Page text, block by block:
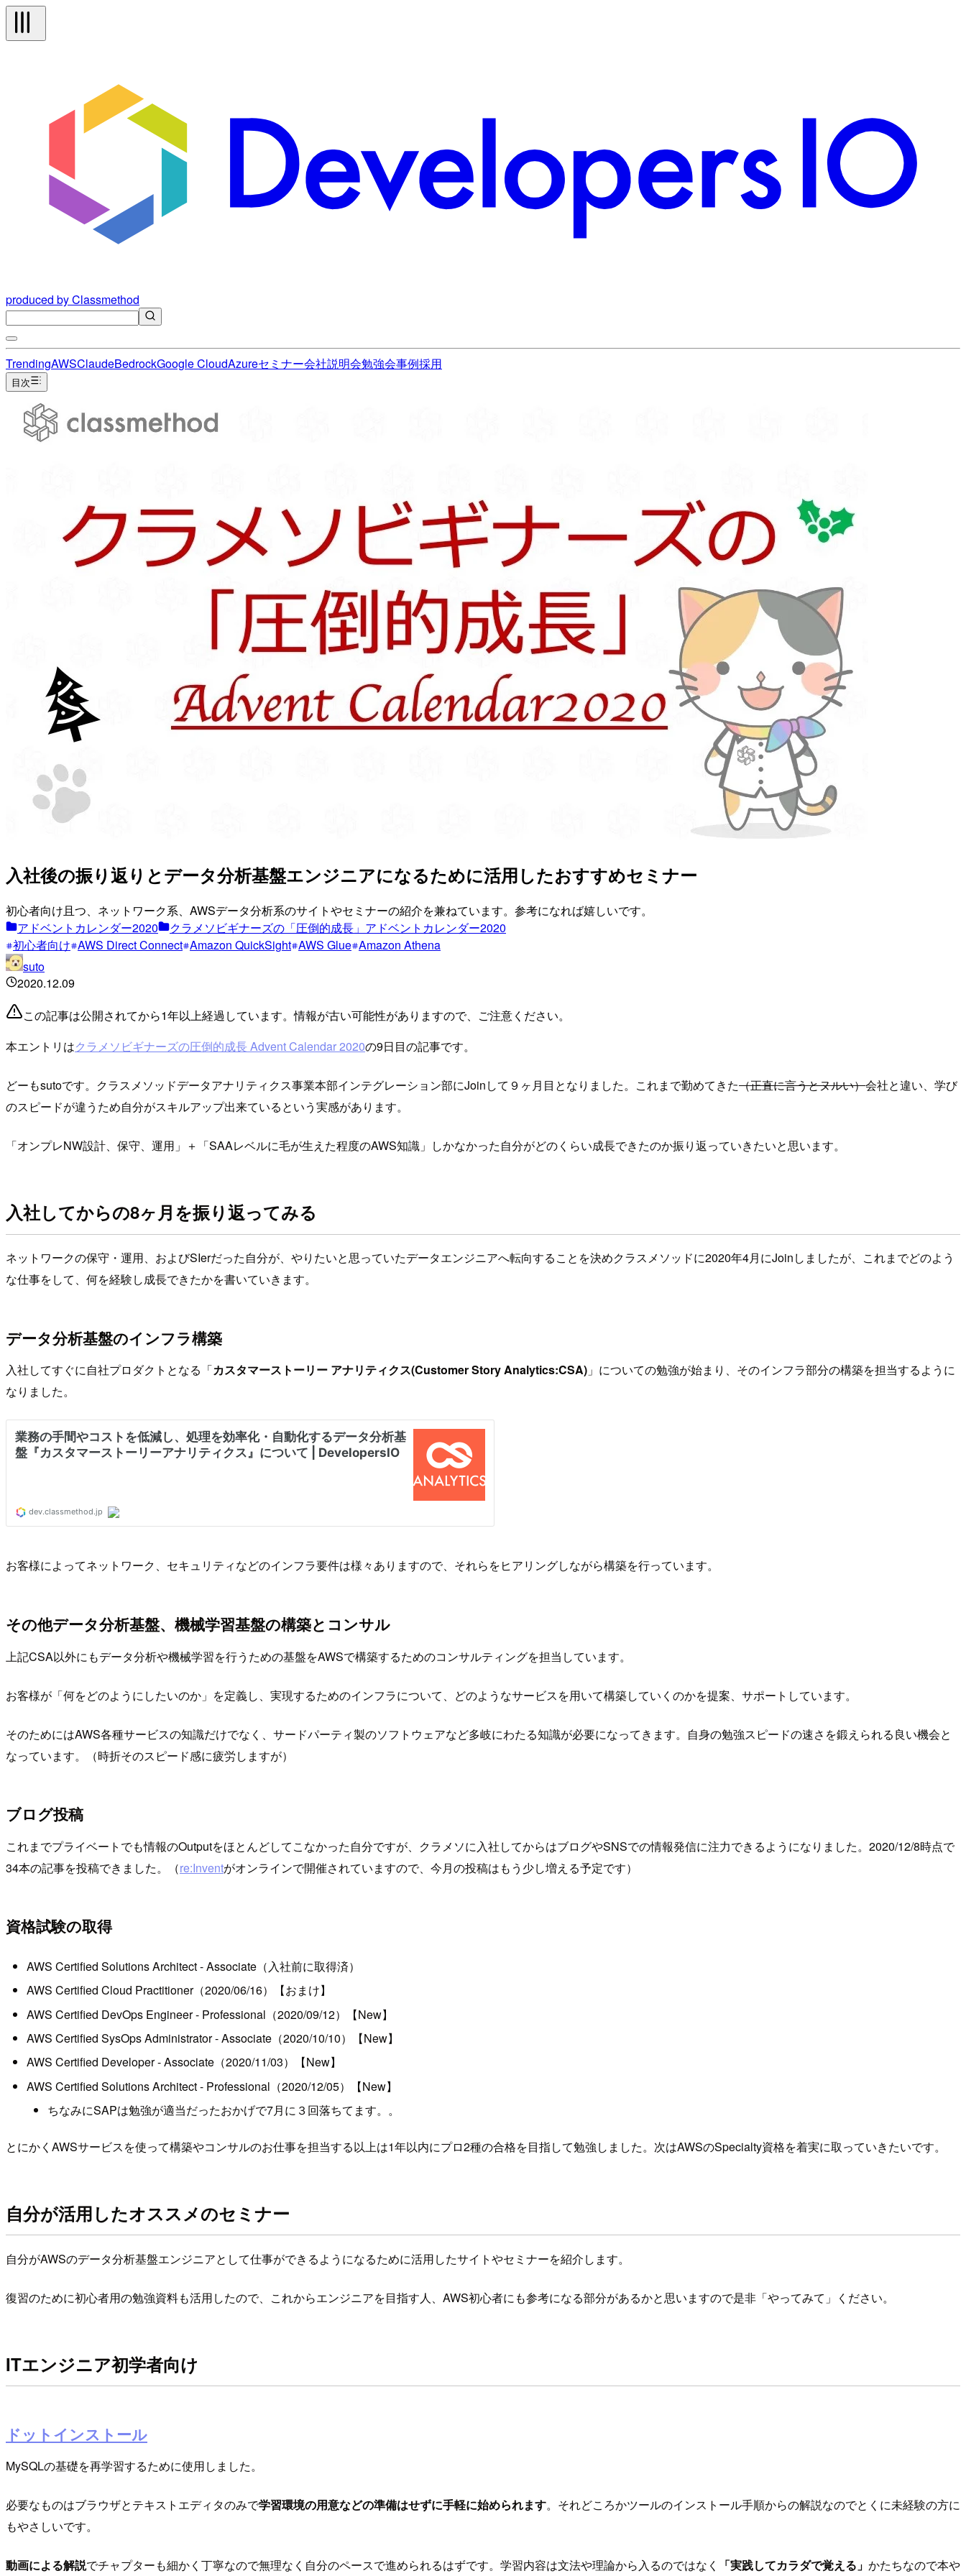
produced by Classmethod
TrendingAWSClaudeBedrockGoogle CloudAzureセミナー会社説明会勉強会事例採用
目次
入社後の振り返りとデータ分析基盤エンジニアになるために活用したおすすめセミナー
初心者向け且つ、ネットワーク系、AWSデータ分析系のサイトやセミナーの紹介を兼ねています。参考になれば嬉しいです。
アドベントカレンダー2020
クラメソビギナーズの「圧倒的成長」アドベントカレンダー2020
初心者向け AWS Direct Connect Amazon QuickSight AWS Glue Amazon Athena
suto
2020.12.09
この記事は公開されてから1年以上経過しています。情報が古い可能性がありますので、ご注意ください。
本エントリはクラメソビギナーズの圧倒的成長 Advent Calendar 2020の9日目の記事です。
どーもsutoです。クラスメソッドデータアナリティクス事業本部インテグレーション部にJoinして９ヶ月目となりました。これまで勤めてきた（正直に言うとヌルい）会社と違い、学び
のスピードが違うため自分がスキルアップ出来ているという実感があります。
「オンプレNW設計、保守、運用」＋「SAAレベルに毛が生えた程度のAWS知識」しかなかった自分がどのくらい成長できたのか振り返っていきたいと思います。
入社してからの8ヶ月を振り返ってみる
ネットワークの保守・運用、およびSIerだった自分が、やりたいと思っていたデータエンジニアへ転向することを決めクラスメソッドに2020年4月にJoinしましたが、これまでどのよう
な仕事をして、何を経験し成長できたかを書いていきます。
データ分析基盤のインフラ構築
入社してすぐに自社プロダクトとなる「カスタマーストーリー アナリティクス(Customer Story Analytics:CSA) 」についての勉強が始まり、そのインフラ部分の構築を担当するように
なりました。
お客様によってネットワーク、セキュリティなどのインフラ要件は様々ありますので、それらをヒアリングしながら構築を行っています。
その他データ分析基盤、機械学習基盤の構築とコンサル
上記CSA以外にもデータ分析や機械学習を行うための基盤をAWSで構築するためのコンサルティングを担当しています。
お客様が「何をどのようにしたいのか」を定義し、実現するためのインフラについて、どのようなサービスを用いて構築していくのかを提案、サポートしています。
そのためにはAWS各種サービスの知識だけでなく、サードパーティ製のソフトウェアなど多岐にわたる知識が必要になってきます。自身の勉強スピードの速さを鍛えられる良い機会と
なっています。（時折そのスピード感に疲労しますが）
ブログ投稿
これまでプライベートでも情報のOutputをほとんどしてこなかった自分ですが、クラメソに入社してからはブログやSNSでの情報発信に注力できるようになりました。2020/12/8時点で
34本の記事を投稿できました。（re:Inventがオンラインで開催されていますので、今月の投稿はもう少し増える予定です）
資格試験の取得
AWS Certified Solutions Architect - Associate（入社前に取得済）
AWS Certified Cloud Practitioner（2020/06/16）【おまけ】
AWS Certified DevOps Engineer - Professional（2020/09/12）【New】
AWS Certified SysOps Administrator - Associate（2020/10/10）【New】
AWS Certified Developer - Associate（2020/11/03）【New】
AWS Certified Solutions Architect - Professional（2020/12/05）【New】
ちなみにSAPは勉強が適当だったおかげで7月に３回落ちてます。。
とにかくAWSサービスを使って構築やコンサルのお仕事を担当する以上は1年以内にプロ2種の合格を目指して勉強しました。次はAWSのSpecialty資格を着実に取っていきたいです。
自分が活用したオススメのセミナー
自分がAWSのデータ分析基盤エンジニアとして仕事ができるようになるために活用したサイトやセミナーを紹介します。
復習のために初心者用の勉強資料も活用したので、これからエンジニアを目指す人、AWS初心者にも参考になる部分があるかと思いますので是非「やってみて」ください。
ITエンジニア初学者向け
ドットインストール
MySQLの基礎を再学習するために使用しました。
必要なものはブラウザとテキストエディタのみで学習環境の用意などの準備はせずに手軽に始められます。それどころかツールのインストール手順からの解説なのでとくに未経験の方に
もやさしいです。
動画による解説でチャプターも細かく丁寧なので無理なく自分のペースで進められるはずです。学習内容は文法や理論から入るのではなく 「実践してカラダで覚える」 かたちなので本や